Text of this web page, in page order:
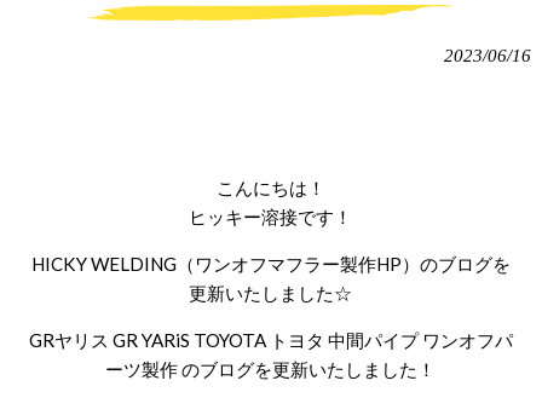
2023/06/16
こんにちは！
ヒッキー溶接です！
HICKY WELDING（ワンオフマフラー製作HP）のブログを
更新いたしました☆
GRヤリス GR YARiS TOYOTA トヨタ 中間パイプ ワンオフパ
ーツ製作 のブログを更新いたしました！